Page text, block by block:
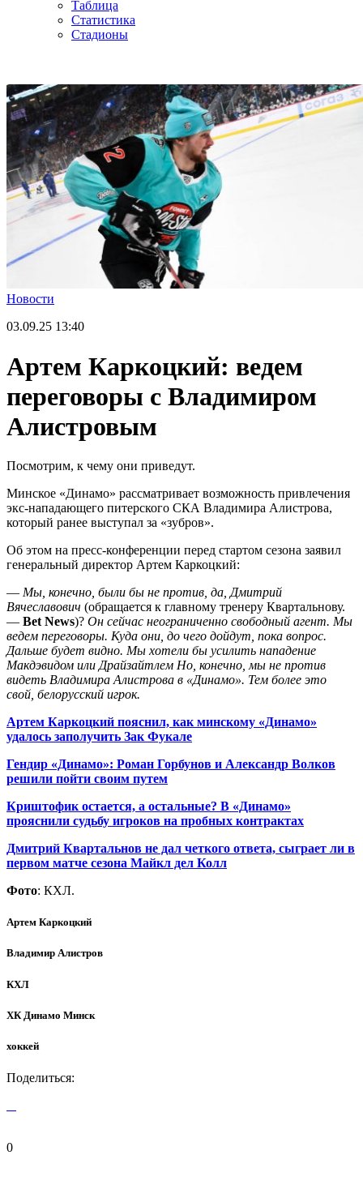
Таблица
Статистика
Стадионы
Новости
03.09.25 13:40
Артем Каркоцкий: ведем
переговоры с Владимиром
Алистровым
Посмотрим, к чему они приведут.
Минское «Динамо» рассматривает возможность привлечения
экс-нападающего питерского СКА Владимира Алистрова,
который ранее выступал за «зубров».
Об этом на пресс-конференции перед стартом сезона заявил
генеральный директор Артем Каркоцкий:
— Мы, конечно, были бы не против, да, Дмитрий
Вячеславович (обращается к главному тренеру Квартальнову.
— Bet News)? Он сейчас неограниченно свободный агент. Мы
ведем переговоры. Куда они, до чего дойдут, пока вопрос.
Дальше будет видно. Мы хотели бы усилить нападение
Макдэвидом или Драйзайтлем Но, конечно, мы не против
видеть Владимира Алистрова в «Динамо». Тем более это
свой, белорусский игрок.
Артем Каркоцкий пояснил, как минскому «Динамо»
удалось заполучить Зак Фукале
Гендир «Динамо»: Роман Горбунов и Александр Волков
решили пойти своим путем
Криштофик остается, а остальные? В «Динамо»
прояснили судьбу игроков на пробных контрактах
Дмитрий Квартальнов не дал четкого ответа, сыграет ли в
первом матче сезона Майкл дел Колл
Фото: КХЛ.
Артем Каркоцкий
Владимир Алистров
КХЛ
ХК Динамо Минск
хоккей
Поделиться:
0